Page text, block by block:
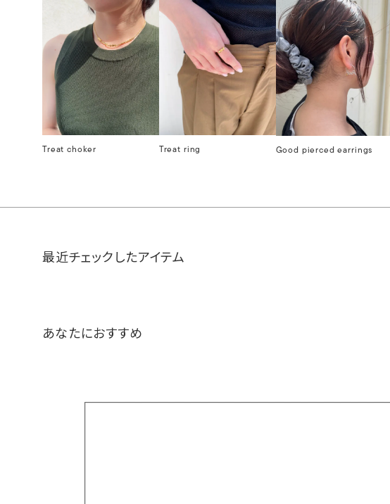
Treat choker Treat ring Good pierced earrings
最近チェックしたアイテム
あなたにおすすめ